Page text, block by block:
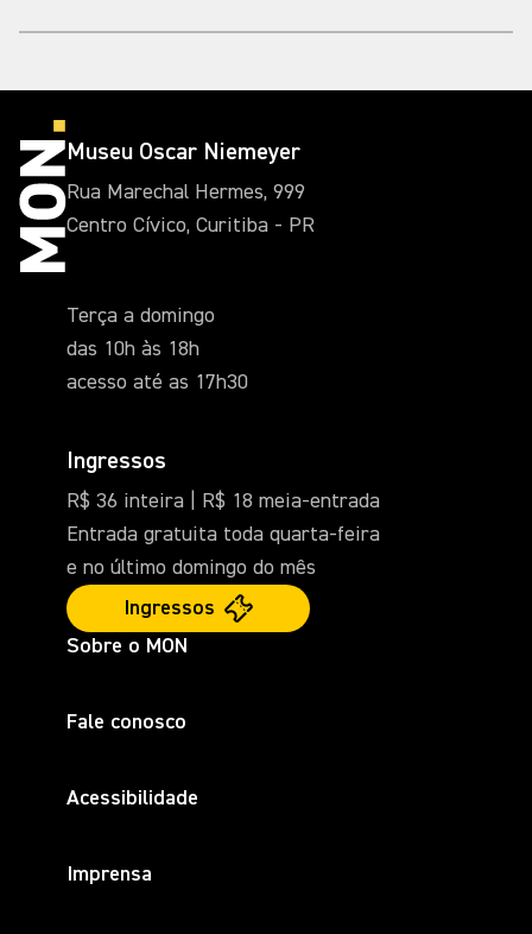
Museu Oscar Niemeyer
Rua Marechal Hermes, 999
Centro Cívico, Curitiba - PR
Terça a domingo
das 10h às 18h
acesso até as 17h30
Ingressos
R$ 36 inteira | R$ 18 meia-entrada
Entrada gratuita toda quarta-feira
e no último domingo do mês
Ingressos
Sobre o MON
Fale conosco
Acessibilidade
Imprensa